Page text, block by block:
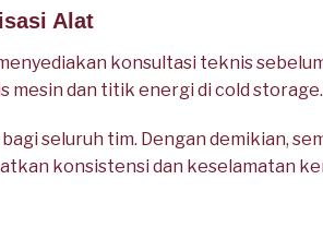
Alat
konsultasi teknis
mesin dan titik energi di cold storage.
seluruh tim. Dengan demikian,
konsistensi dan keselamatan